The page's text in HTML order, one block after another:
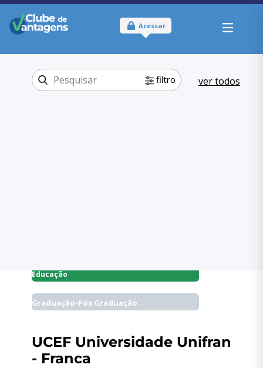
Acessar
filtro ver todos
Educação
Graduação-Pós Graduação
UCEF Universidade Unifran
- Franca